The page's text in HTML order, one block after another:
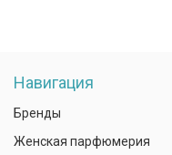
Навигация
Бренды
Женская парфюмерия